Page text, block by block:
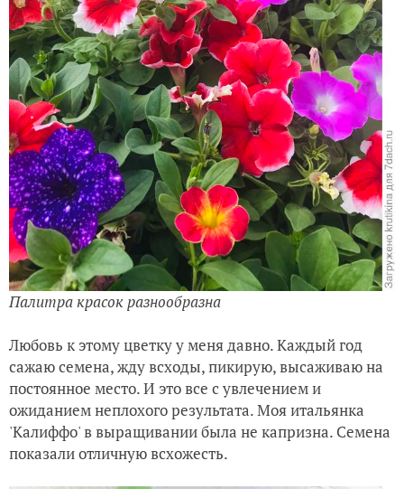
Палитра красок разнообразна
Любовь к этому цветку у меня давно. Каждый год
сажаю семена, жду всходы, пикирую, высаживаю на
постоянное место. И это все с увлечением и
ожиданием неплохого результата. Моя итальянка
'Калиффо' в выращивании была не капризна. Семена
показали отличную всхожесть.